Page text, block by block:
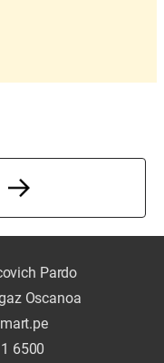
Pardo
Oscanoa
6500